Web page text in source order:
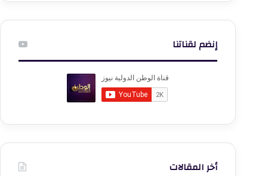
إنضم لقناتنا
أخر المقالات